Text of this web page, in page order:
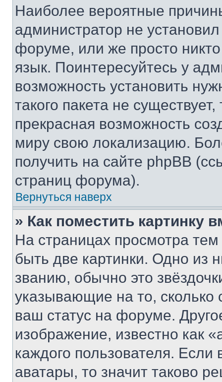
Наиболее вероятные
администратор не
форуме, или же просто
язык. Поинтересуйтесь у
возможность установить
такого пакета не
прекрасная возможность
миру свою локализацию.
получить на сайте phpBB
страниц форума).
Вернуться наверх
» Как поместить картинку
На страницах просмотра
быть две картинки. Одно из
званию, обычно это
указывающие на то,
ваш статус на форуме.
изображение, известно как
каждого пользователя.
аватары, то значит таково